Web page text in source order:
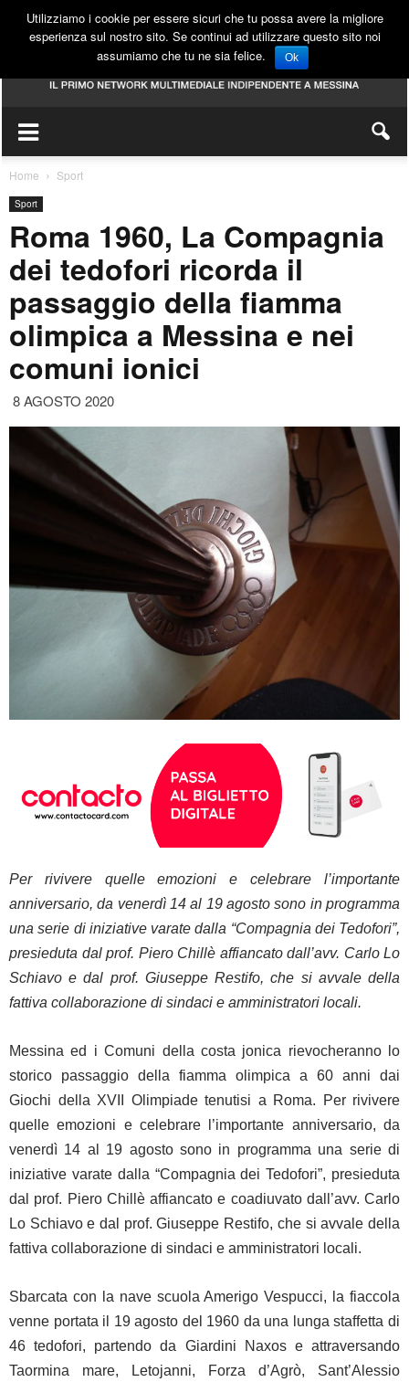
Home Sport
Sport
Roma 1960, La Compagnia
dei tedofori ricorda il
passaggio della fiamma
olimpica a Messina e nei
comuni ionici
8 AGOSTO 2020
Per rivivere quelle emozioni e celebrare l’importante
anniversario, da venerdì 14 al 19 agosto sono in programma
una serie di iniziative varate dalla “Compagnia dei Tedofori”,
presieduta dal prof. Piero Chillè affiancato dall’avv. Carlo Lo
Schiavo e dal prof. Giuseppe Restifo, che si avvale della
fattiva collaborazione di sindaci e amministratori locali.
Messina ed i Comuni della costa jonica rievocheranno lo
storico passaggio della fiamma olimpica a 60 anni dai
Giochi della XVII Olimpiade tenutisi a Roma. Per rivivere
quelle emozioni e celebrare l’importante anniversario, da
venerdì 14 al 19 agosto sono in programma una serie di
iniziative varate dalla “Compagnia dei Tedofori”, presieduta
dal prof. Piero Chillè affiancato e coadiuvato dall’avv. Carlo
Lo Schiavo e dal prof. Giuseppe Restifo, che si avvale della
fattiva collaborazione di sindaci e amministratori locali.
Sbarcata con la nave scuola Amerigo Vespucci, la fiaccola
venne portata il 19 agosto del 1960 da una lunga staffetta di
46 tedofori, partendo da Giardini Naxos e attraversando
Taormina mare, Letojanni, Forza d’Agrò, Sant’Alessio
Utilizziamo i cookie per essere sicuri che tu possa avere la migliore
esperienza sul nostro sito. Se continui ad utilizzare questo sito noi
assumiamo che tu ne sia felice.
Ok